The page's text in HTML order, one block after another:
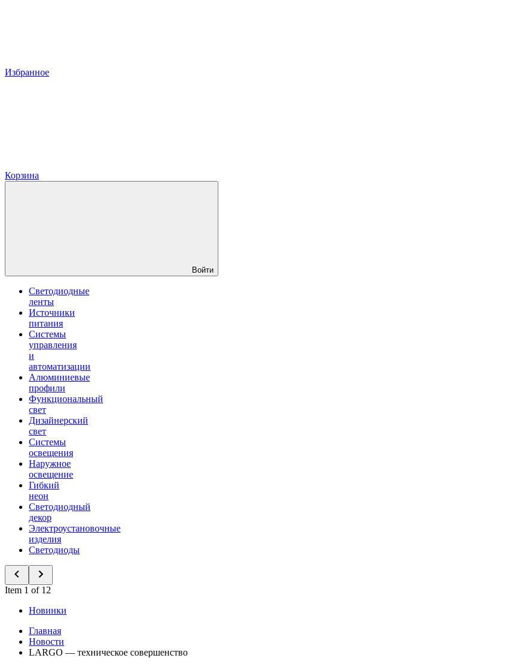
Избранное
Корзина
Войти
Светодиодные
ленты
Источники
питания
Системы
управления
и
автоматизации
Алюминиевые
профили
Функциональный
свет
Дизайнерский
свет
Системы
освещения
Наружное
освещение
Гибкий
неон
Светодиодный
декор
Электроустановочные
изделия
Светодиоды
Item 1 of 12
Новинки
Главная
Новости
LARGO — техническое совершенство